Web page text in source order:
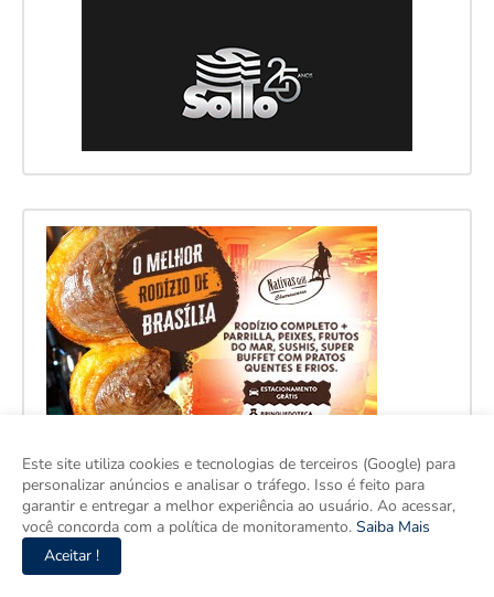
Este site utiliza cookies e tecnologias de terceiros (Google) para
personalizar anúncios e analisar o tráfego. Isso é feito para
garantir e entregar a melhor experiência ao usuário. Ao acessar,
você concorda com a política de monitoramento. Saiba Mais
Aceitar !